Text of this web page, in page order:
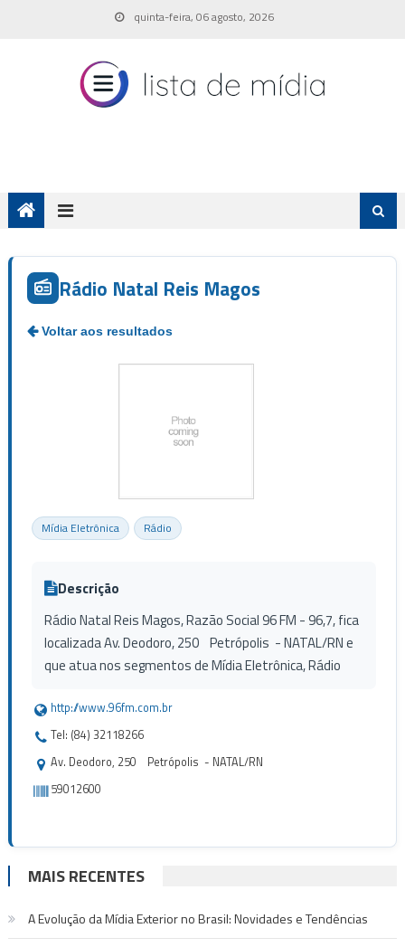
quinta-feira, 06 agosto, 2026
Rádio Natal Reis Magos
Mídia Eletrônica Rádio
Descrição
Rádio Natal Reis Magos, Razão Social 96 FM - 96,7, fica
localizada Av. Deodoro, 250 Petrópolis - NATAL/RN e
que atua nos segmentos de Mídia Eletrônica, Rádio
http://www.96fm.com.br
Tel: (84) 32118266
Av. Deodoro, 250 Petrópolis - NATAL/RN
59012600
MAIS RECENTES
A Evolução da Mídia Exterior no Brasil: Novidades e Tendências